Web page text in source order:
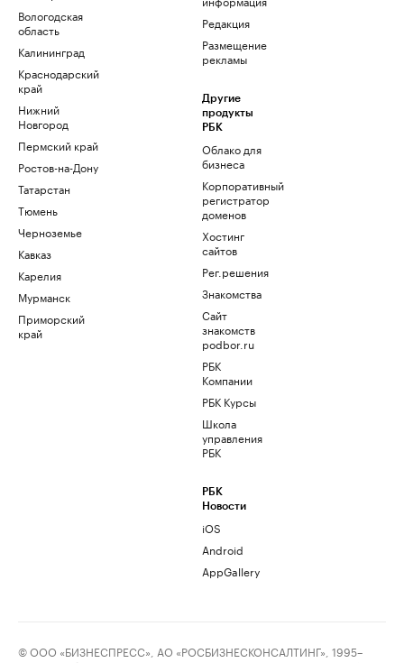
Вологодская
область
Калининград
Краснодарский
край
Нижний
Новгород
Пермский край
Ростов-на-Дону
Татарстан
Тюмень
Черноземье
Кавказ
Карелия
Мурманск
Приморский
край
Редакция
Размещение
рекламы
Другие
продукты
РБК
Облако для
бизнеса
Корпоративный
регистратор
доменов
Хостинг
сайтов
Рег.решения
Знакомства
Сайт
знакомств
podbor.ru
РБК
Компании
РБК Курсы
Школа
управления
РБК
РБК
Новости
iOS
Android
AppGallery
© ООО «БИЗНЕСПРЕСС», АО «РОСБИЗНЕСКОНСАЛТИНГ», 1995–